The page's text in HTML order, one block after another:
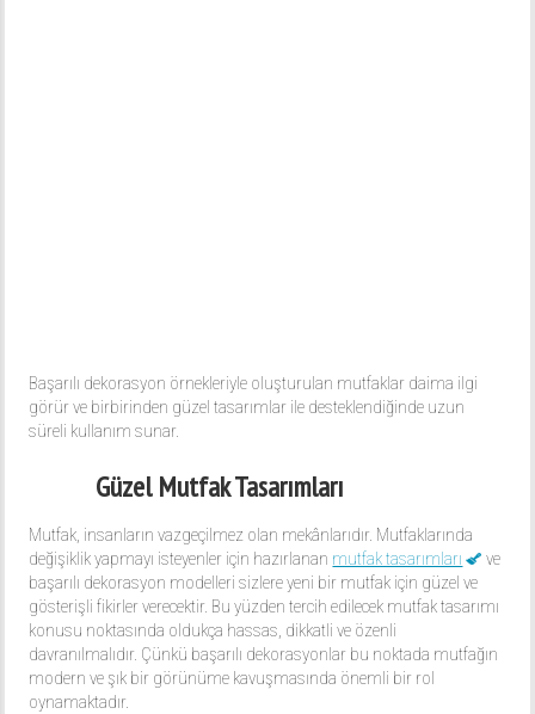
Başarılı dekorasyon örnekleriyle oluşturulan mutfaklar daima ilgi
görür ve birbirinden güzel tasarımlar ile desteklendiğinde uzun
süreli kullanım sunar.
Güzel Mutfak Tasarımları
Mutfak, insanların vazgeçilmez olan mekânlarıdır. Mutfaklarında
değişiklik yapmayı isteyenler için hazırlanan mutfak tasarımları
ve
başarılı dekorasyon modelleri sizlere yeni bir mutfak için güzel ve
gösterişli fikirler verecektir. Bu yüzden tercih edilecek mutfak tasarımı
konusu noktasında oldukça hassas, dikkatli ve özenli
davranılmalıdır. Çünkü başarılı dekorasyonlar bu noktada mutfağın
modern ve şık bir görünüme kavuşmasında önemli bir rol
oynamaktadır.